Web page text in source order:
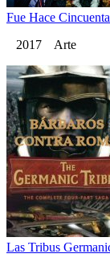
Fue Hace
2017 Arte
Las Tribus